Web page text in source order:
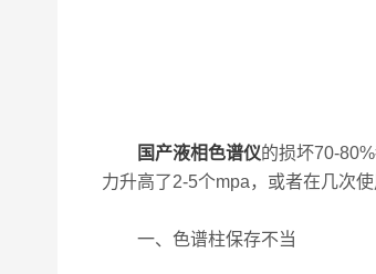
国产液相色谱仪的损坏70-
力升高了2-5个mpa，或者在几次
一、色谱柱保存不当